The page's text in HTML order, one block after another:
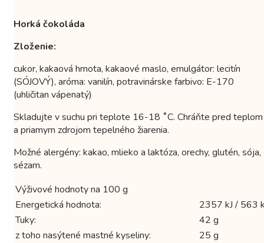
Horká čokoláda
Zloženie:
cukor, kakaová hmota, kakaové maslo, emulgátor: lecitín
(SÓJOVÝ), aróma: vanilín, potravinárske farbivo: E-170
(uhličitan vápenatý)
Skladujte v suchu pri teplote 16-18 ˚C. Chráňte pred teplom
a priamym zdrojom tepelného žiarenia.
Možné alergény: kakao, mlieko a laktóza, orechy, glutén, sója,
sézam.
Výživové hodnoty na 100 g
Energetická hodnota:
2357 kJ / 563
Tuky:
42 g
z toho nasýtené mastné kyseliny:
25 g